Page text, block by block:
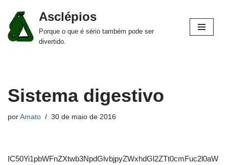
Pular
para
Asclépios
Porque o que é sério também pode ser
divertido.
Sistema digestivo
por Amato 30 de maio de 2016
IC50Yi1pbWFnZXtwb3NpdGlvbjpyZWxhdGl2ZTt0cmFuc2l0aW